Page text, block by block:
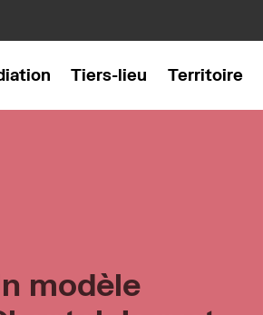
Tiers-lieu Territoire
modèle